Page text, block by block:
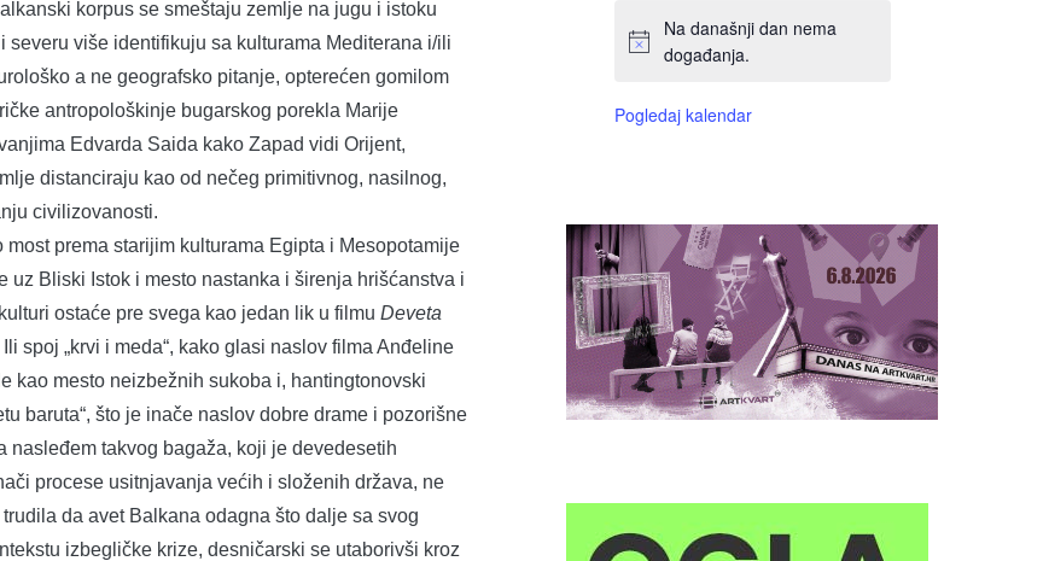
korpus se smeštaju zemlje na jugu i istoku
više identifikuju sa kulturama Mediterana i/ili
a ne geografsko pitanje, opterećen gomilom
antropološkinje bugarskog porekla Marije
Edvarda Saida kako Zapad vidi Orijent,
distanciraju kao od nečeg primitivnog, nasilnog,
civilizovanosti.
prema starijim kulturama Egipta i Mesopotamije
Bliski Istok i mesto nastanka i širenja hrišćanstva i
ostaće pre svega kao jedan lik u filmu Deveta
spoj „krvi i meda“, kako glasi naslov filma Anđeline
kao mesto neizbežnih sukoba i, hantingtonovski
baruta“, što je inače naslov dobre drame i pozorišne
takvog bagaža, koji je devedesetih
procese usitnjavanja većih i složenih država, ne
da avet Balkana odagna što dalje sa svog
izbegličke krize, desničarski se utaborivši kroz
Na današnji dan nema
događanja.
Pogledaj kalendar